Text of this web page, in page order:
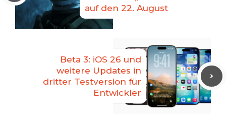
auf den 22. August
Beta 3: iOS 26 und
weitere Updates in
dritter Testversion für
Entwickler